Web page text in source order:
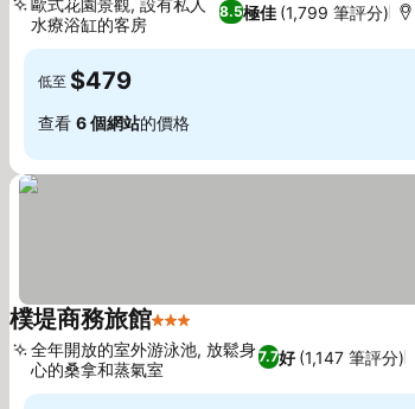
8.5極佳 (1,799 筆評分)
歐式花園景觀, 設有私人
水療浴缸的客房
低至 $479
查看 6 個網站的價格
樸堤商務旅館3 星級
7.7好 (1,147 筆評分)
全年開放的室外游泳池, 放鬆身
心的桑拿和蒸氣室